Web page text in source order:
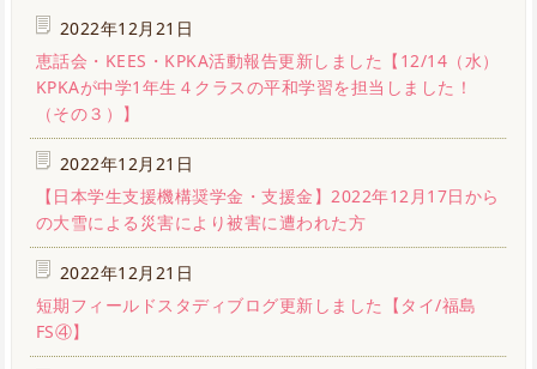
2022年12月21日
恵話会・KEES・KPKA活動報告更新しました【12/14（水）
KPKAが中学1年生４クラスの平和学習を担当しました！
（その３）】
2022年12月21日
【日本学生支援機構奨学金・支援金】2022年12月17日から
の大雪による災害により被害に遭われた方
2022年12月21日
短期フィールドスタディブログ更新しました【タイ/福島
FS④】